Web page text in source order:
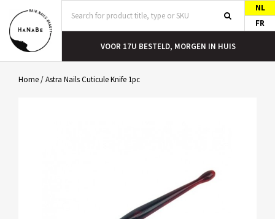
NL
FR
VOOR 17U BESTELD, MORGEN IN HUIS
Home/Astra Nails Cuticule Knife 1pc